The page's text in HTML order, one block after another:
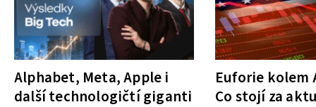
Alphabet, Meta, Apple i
další technologičtí giganti
Euforie kolem
Co stojí za